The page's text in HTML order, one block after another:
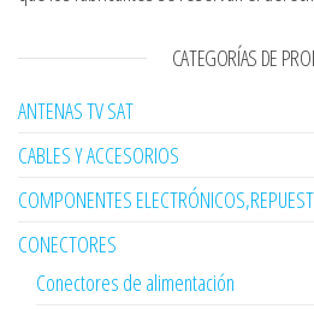
CATEGORÍAS DE
ANTENAS TV SAT
CABLES Y ACCESORIOS
COMPONENTES
CONECTORES
Conectores de alimentación